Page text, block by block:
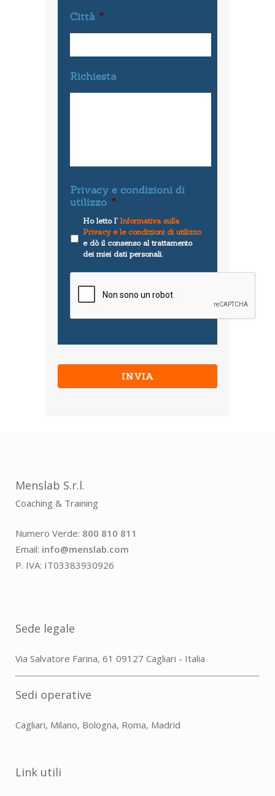
Città *
Richiesta
Privacy e condizioni di
utilizzo *
Ho letto l' Informativa sulla
Privacy e le condizioni di utilizzo
e dò il consenso al trattamento
dei miei dati personali.
Menslab S.r.l.
Coaching & Training
Numero Verde: 800 810 811
Email: info@menslab.com
P. IVA: IT03383930926
Sede legale
Via Salvatore Farina, 61 09127 Cagliari - Italia
Sedi operative
Cagliari, Milano, Bologna, Roma, Madrid
Link utili